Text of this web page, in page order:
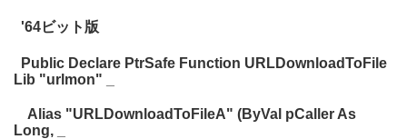
'64ビット版
Public Declare PtrSafe Function URLDownloadToFile
Lib "urlmon" _
Alias "URLDownloadToFileA" (ByVal pCaller As
Long, _